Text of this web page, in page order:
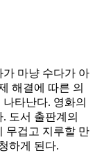
마냥 수다가 아
해결에 따른 의
타난다. 영화의
도서 출판계의
무겁고 지루할 만
하게 된다.